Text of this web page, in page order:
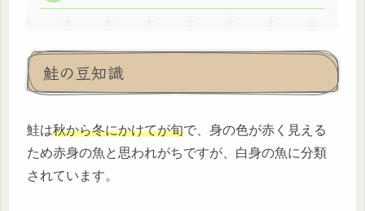
鮭の豆知識
鮭は秋から冬にかけてが旬で、身の色が赤く見える
ため赤身の魚と思われがちですが、白身の魚に分類
されています。